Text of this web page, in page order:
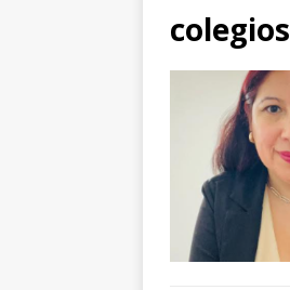
colegios